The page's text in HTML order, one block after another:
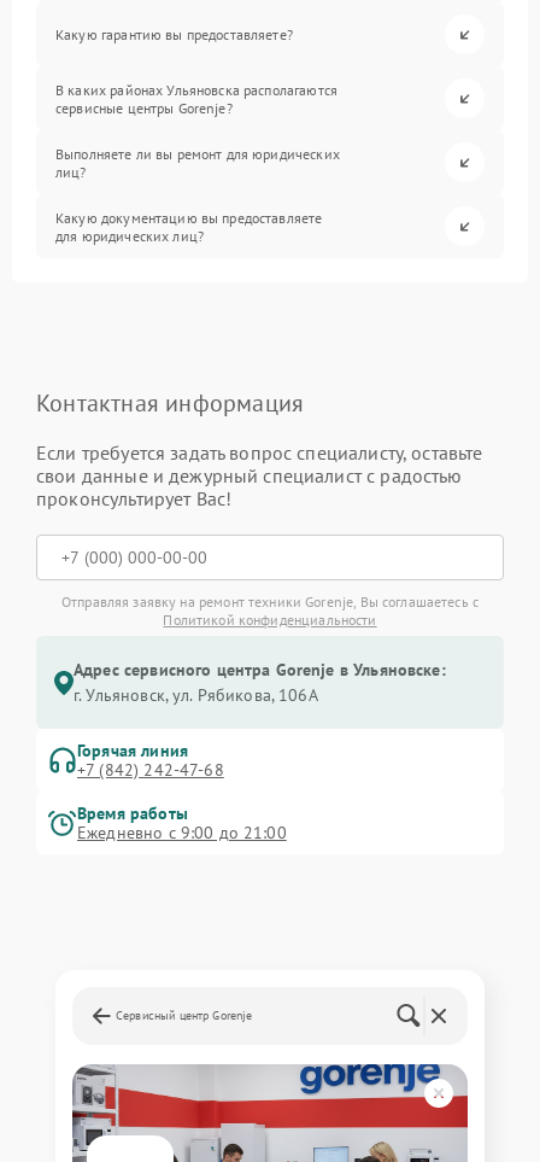
Какую гарантию вы предоставляете?
В каких районах Ульяновска располагаются
сервисные центры Gorenje?
Выполняете ли вы ремонт для юридических
лиц?
Какую документацию вы предоставляете
для юридических лиц?
Контактная информация
Если требуется задать вопрос специалисту, оставьте
свои данные и дежурный специалист с радостью
проконсультирует Вас!
Отправляя заявку на ремонт техники Gorenje, Вы соглашаетесь с
Политикой конфиденциальности
Адрес сервисного центра Gorenje в Ульяновске:
г. Ульяновск, ул. Рябикова, 106А
Горячая линия
+7 (842) 242-47-68
Время работы
Ежедневно с 9:00 до 21:00
Сервисный центр Gorenje